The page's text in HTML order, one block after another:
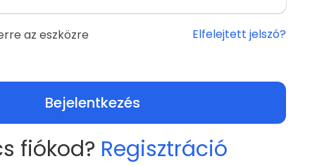
az eszközre Elfelejtett jelszó?
Bejelentkezés
fiókod? Regisztráció